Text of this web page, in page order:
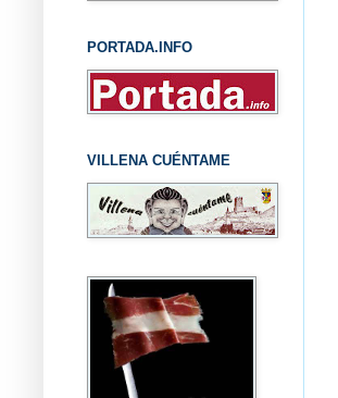
PORTADA.INFO
VILLENA CUÉNTAME